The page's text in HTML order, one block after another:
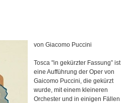
von Giacomo Puccini
Tosca "in gekürzter Fassung” ist
eine Aufführung der Oper von
Gaicomo Puccini, die gekürzt
wurde, mit einem kleineren
Orchester und in einigen Fällen